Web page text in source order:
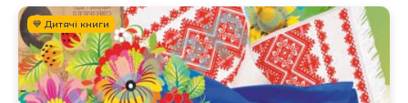
💙 Дитячі книги